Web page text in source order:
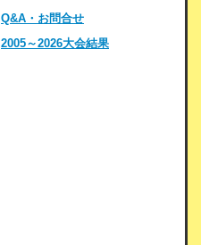
Q&A・お問合せ
2005～2026大会結果